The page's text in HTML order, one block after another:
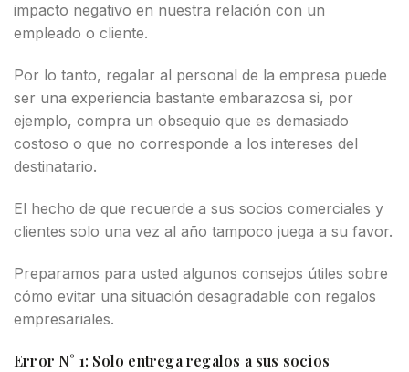
impacto negativo en nuestra relación con un
empleado o cliente.
Por lo tanto, regalar al personal de la empresa puede
ser una experiencia bastante embarazosa si, por
ejemplo, compra un obsequio que es demasiado
costoso o que no corresponde a los intereses del
destinatario.
El hecho de que recuerde a sus socios comerciales y
clientes solo una vez al año tampoco juega a su favor.
Preparamos para usted algunos consejos útiles sobre
cómo evitar una situación desagradable con regalos
empresariales.
Error N° 1: Solo entrega regalos a sus socios